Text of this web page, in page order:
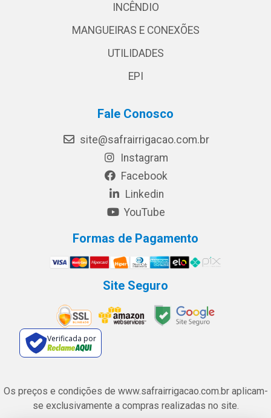
INCÊNDIO
MANGUEIRAS E CONEXÕES
UTILIDADES
EPI
Fale Conosco
site@safrairrigacao.com.br
Instagram
Facebook
Linkedin
YouTube
Formas de Pagamento
Site Seguro
Verificada por
Os preços e condições de www.safrairrigacao.com.br aplicam-
se exclusivamente a compras realizadas no site.